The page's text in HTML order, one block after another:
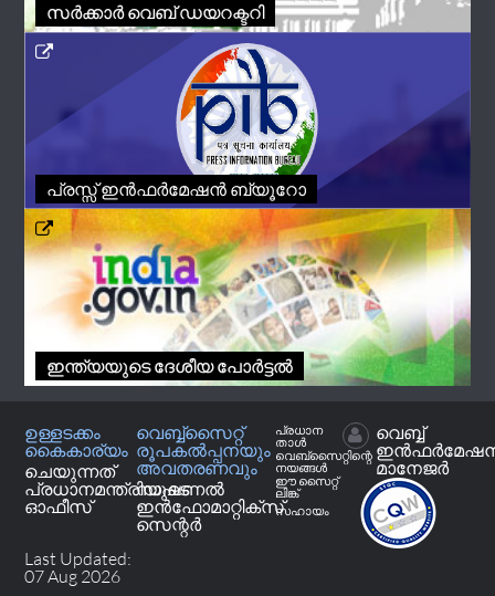
സർക്കാർ വെബ് ഡയറക്ടറി
പ്രസ്സ് ഇൻഫർമേഷൻ ബ്യൂറോ
ഇന്ത്യയുടെ ദേശീയ പോർട്ടൽ
ഉള്ളടക്കം
കൈകാര്യം
ചെയുന്നത്
പ്രധാനമന്ത്രിയുടെ
ഓഫീസ്
വെബ്ബ്സൈറ്റ്
രൂപകൽപ്പനയും
അവതരണവും
നാഷണൽ
ഇൻഫോമാറ്റിക്സ്
സെന്റർ
പ്രധാന
താള്‍
വെബ്‌സൈറ്റിന്റെ
നയങ്ങള്‍
ഈ സൈറ്റ്
ലിങ്ക്
സഹായം
വെബ്ബ്
മാനേജർ
Last Updated:
07 Aug 2026